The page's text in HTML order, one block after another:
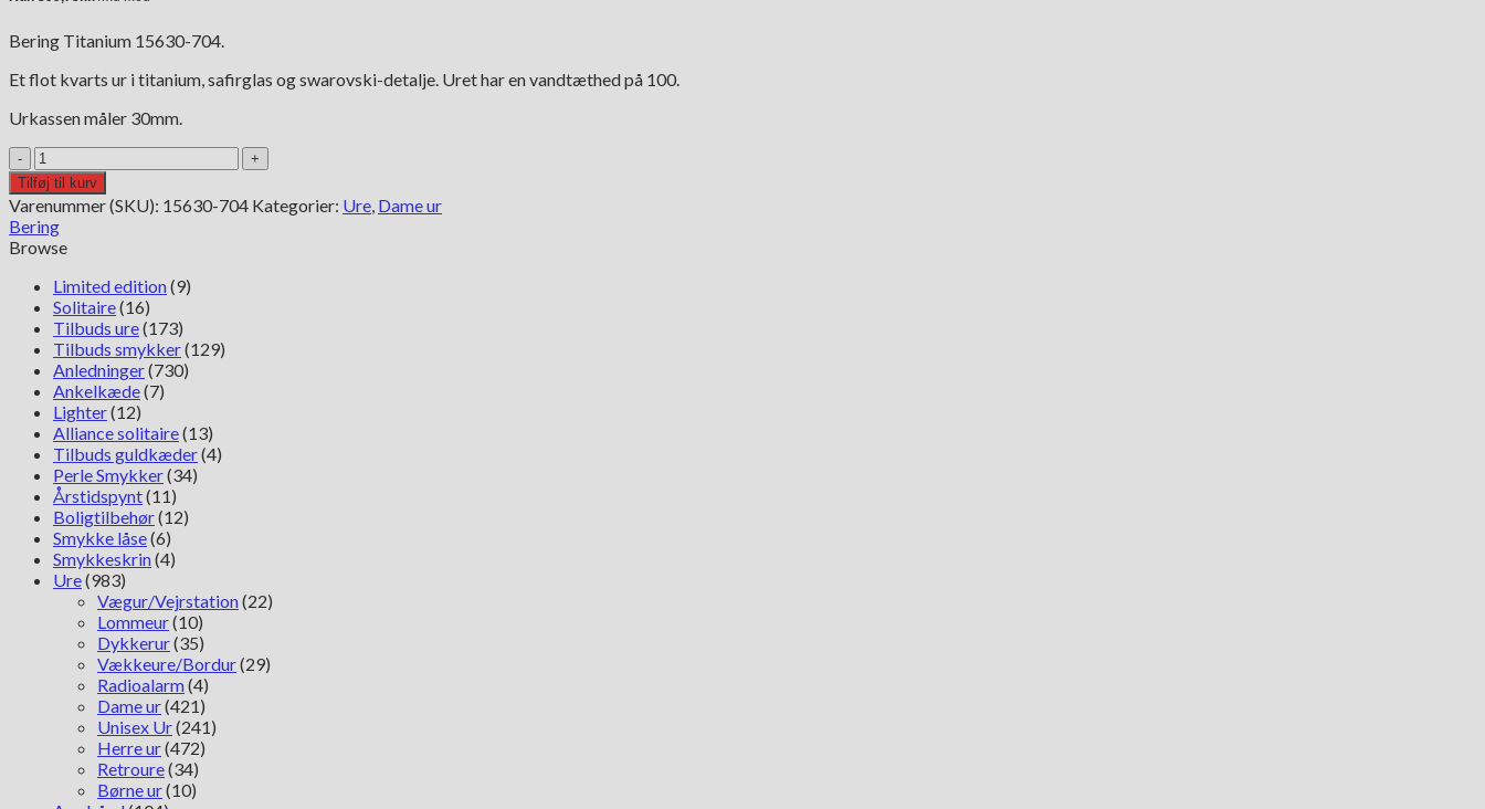
Bering Titanium 15630-704.
Et flot kvarts ur i titanium, safirglas og swarovski-detalje. Uret har en vandtæthed på 100.
Urkassen måler 30mm.
Bering
Titanium
15630-
704
antal
Tilføj til kurv
Varenummer (SKU): 15630-704 Kategorier: Ure, Dame ur
Bering
Browse
Limited edition(9)
Solitaire(16)
Tilbuds ure(173)
Tilbuds smykker(129)
Anledninger(730)
Ankelkæde(7)
Lighter(12)
Alliance solitaire(13)
Tilbuds guldkæder(4)
Perle Smykker(34)
Årstidspynt(11)
Boligtilbehør(12)
Smykke låse(6)
Smykkeskrin(4)
Ure(983)
Vægur/Vejrstation(22)
Lommeur(10)
Dykkerur(35)
Vækkeure/Bordur(29)
Radioalarm(4)
Dame ur(421)
Unisex Ur(241)
Herre ur(472)
Retroure(34)
Børne ur(10)